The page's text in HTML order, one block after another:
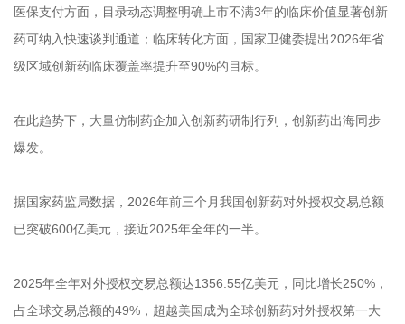
医保支付方面，目录动态调整明确上市不满3年的临床价值显著创新
药可纳入快速谈判通道；临床转化方面，国家卫健委提出2026年省
级区域创新药临床覆盖率提升至90%的目标。
在此趋势下，大量仿制药企加入创新药研制行列，创新药出海同步
爆发。
据国家药监局数据，2026年前三个月我国创新药对外授权交易总额
已突破600亿美元，接近2025年全年的一半。
2025年全年对外授权交易总额达1356.55亿美元，同比增长250%，
占全球交易总额的49%，超越美国成为全球创新药对外授权第一大